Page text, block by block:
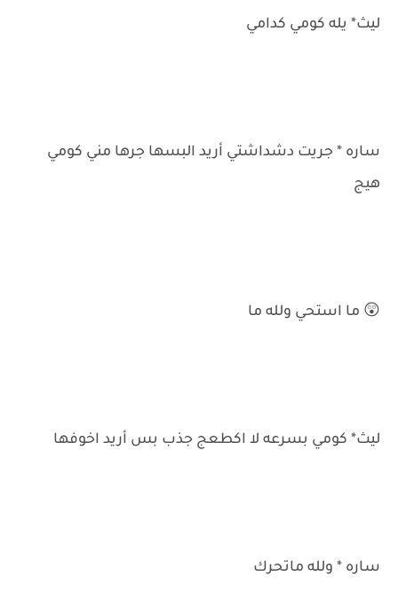
ليث* يله كومي كدامي
ساره * جريت دشداشتي أريد البسها جرها مني كومي
هيج
😲 ما استحي ولله ما
ليث* كومي بسرعه لا اكطعج جذب بس أريد اخوفها
ساره * ولله ماتحرك